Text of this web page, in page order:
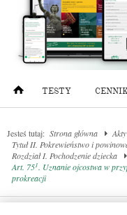
TESTY
Jesteś tutaj: Strona główna
Tytuł II. Pokrewieństwo i
Rozdział I. Pochodzenie dziecka
Art. 751. Uznanie ojcostwa w
prokreacji